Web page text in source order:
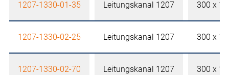
1207-1330-01-35 Leitungskanal 1207 300 x
1207-1330-02-25 Leitungskanal 1207 300 x
1207-1330-02-70 Leitungskanal 1207 300 x